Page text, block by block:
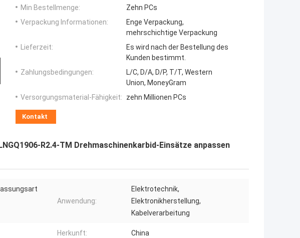
Min Bestellmenge:
Zehn PCs
Verpackung Informationen:
Enge Verpackung,
mehrschichtige Verpackung
Lieferzeit:
Es wird nach der Bestellung des
Kunden bestimmt.
Zahlungsbedingungen:
L/C, D/A, D/P, T/T, Western
Union, MoneyGram
Versorgungsmaterial-Fähigkeit:
zehn Millionen PCs
Kontakt
R2.4-TM Drehmaschinenkarbid-Einsätze anpassen
Anwendung:
Elektrotechnik,
Elektronikherstellung,
Kabelverarbeitung
Herkunft: China